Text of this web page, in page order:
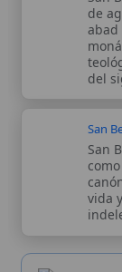
del
de
la
Wikitólica ©
histórico y
Curso Católico
Valencia, España.